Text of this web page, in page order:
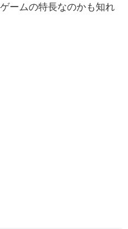
ームの特長なのかも知れ